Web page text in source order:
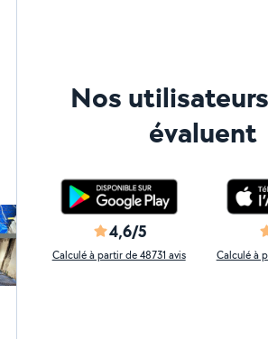
Nos
évaluent
4,6/5
Calculé à partir de 48731 avis Calculé à